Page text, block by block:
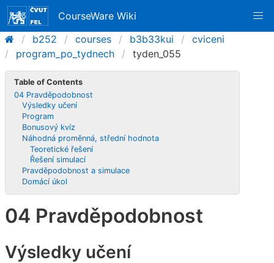
CourseWare Wiki
b252
courses b3b33kui
cviceni
program_po_tydnech
tyden_055
Table of Contents
04 Pravděpodobnost
Výsledky učení
Program
Bonusový kvíz
Náhodná proměnná, střední hodnota
Teoretické řešení
Řešení simulací
Pravděpodobnost a simulace
Domácí úkol
04 Pravděpodobnost
Výsledky učení